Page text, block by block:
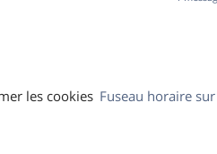
Fuseau horaire sur
les cookies